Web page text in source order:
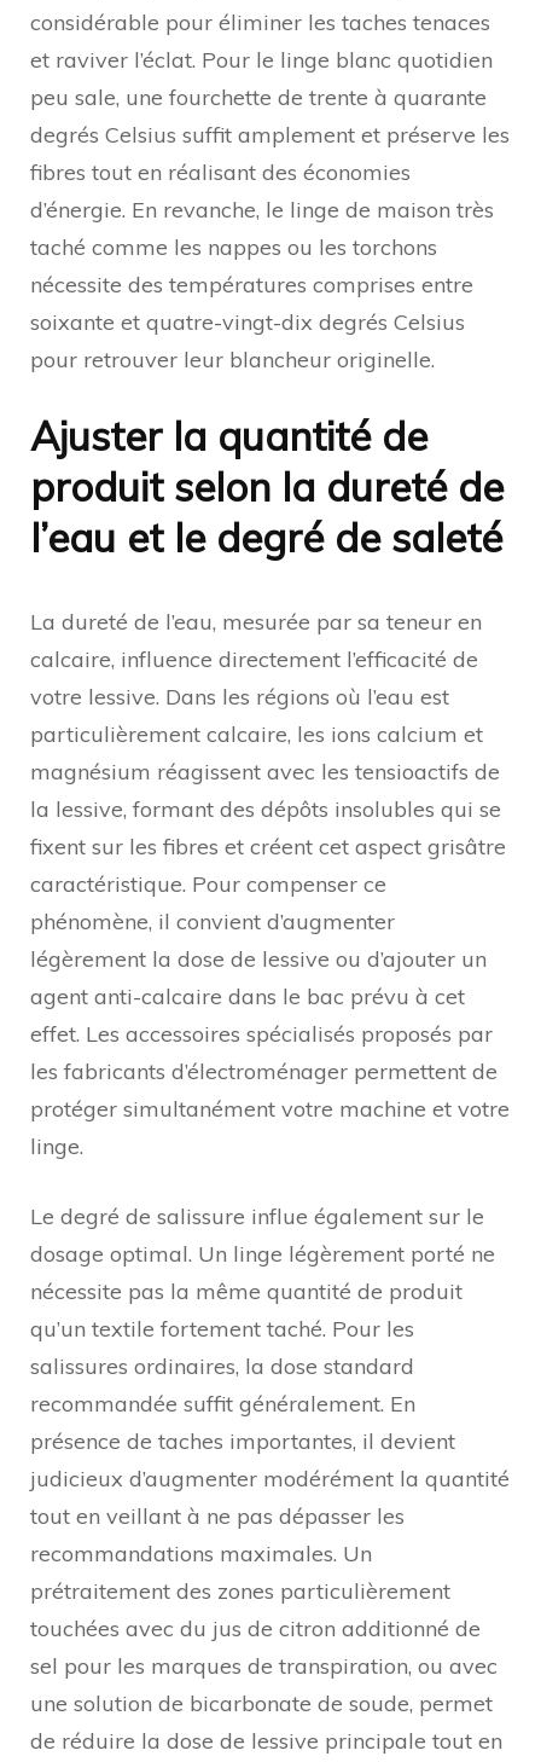
considérable pour éliminer les taches tenaces
et raviver l’éclat. Pour le linge blanc quotidien
peu sale, une fourchette de trente à quarante
degrés Celsius suffit amplement et préserve les
fibres tout en réalisant des économies
d’énergie. En revanche, le linge de maison très
taché comme les nappes ou les torchons
nécessite des températures comprises entre
soixante et quatre-vingt-dix degrés Celsius
pour retrouver leur blancheur originelle.
Ajuster la quantité de
produit selon la dureté de
l’eau et le degré de saleté
La dureté de l’eau, mesurée par sa teneur en
calcaire, influence directement l’efficacité de
votre lessive. Dans les régions où l’eau est
particulièrement calcaire, les ions calcium et
magnésium réagissent avec les tensioactifs de
la lessive, formant des dépôts insolubles qui se
fixent sur les fibres et créent cet aspect grisâtre
caractéristique. Pour compenser ce
phénomène, il convient d’augmenter
légèrement la dose de lessive ou d’ajouter un
agent anti-calcaire dans le bac prévu à cet
effet. Les accessoires spécialisés proposés par
les fabricants d’électroménager permettent de
protéger simultanément votre machine et votre
linge.
Le degré de salissure influe également sur le
dosage optimal. Un linge légèrement porté ne
nécessite pas la même quantité de produit
qu’un textile fortement taché. Pour les
salissures ordinaires, la dose standard
recommandée suffit généralement. En
présence de taches importantes, il devient
judicieux d’augmenter modérément la quantité
tout en veillant à ne pas dépasser les
recommandations maximales. Un
prétraitement des zones particulièrement
touchées avec du jus de citron additionné de
sel pour les marques de transpiration, ou avec
une solution de bicarbonate de soude, permet
de réduire la dose de lessive principale tout en